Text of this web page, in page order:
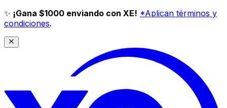
✨ ¡Gana $1000 enviando con XE! *Aplican términos y
condiciones.